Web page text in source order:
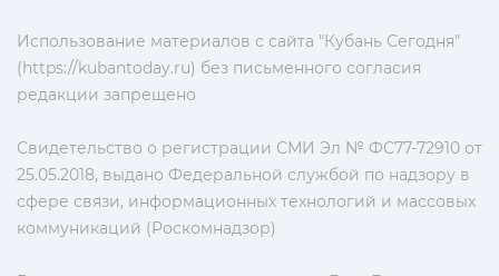
Использование материалов с сайта "Кубань Сегодня"
(https://kubantoday.ru) без письменного согласия
редакции запрещено
Свидетельство о регистрации СМИ Эл № ФС77-72910 от
25.05.2018, выдано Федеральной службой по надзору в
сфере связи, информационных технологий и массовых
коммуникаций (Роскомнадзор)